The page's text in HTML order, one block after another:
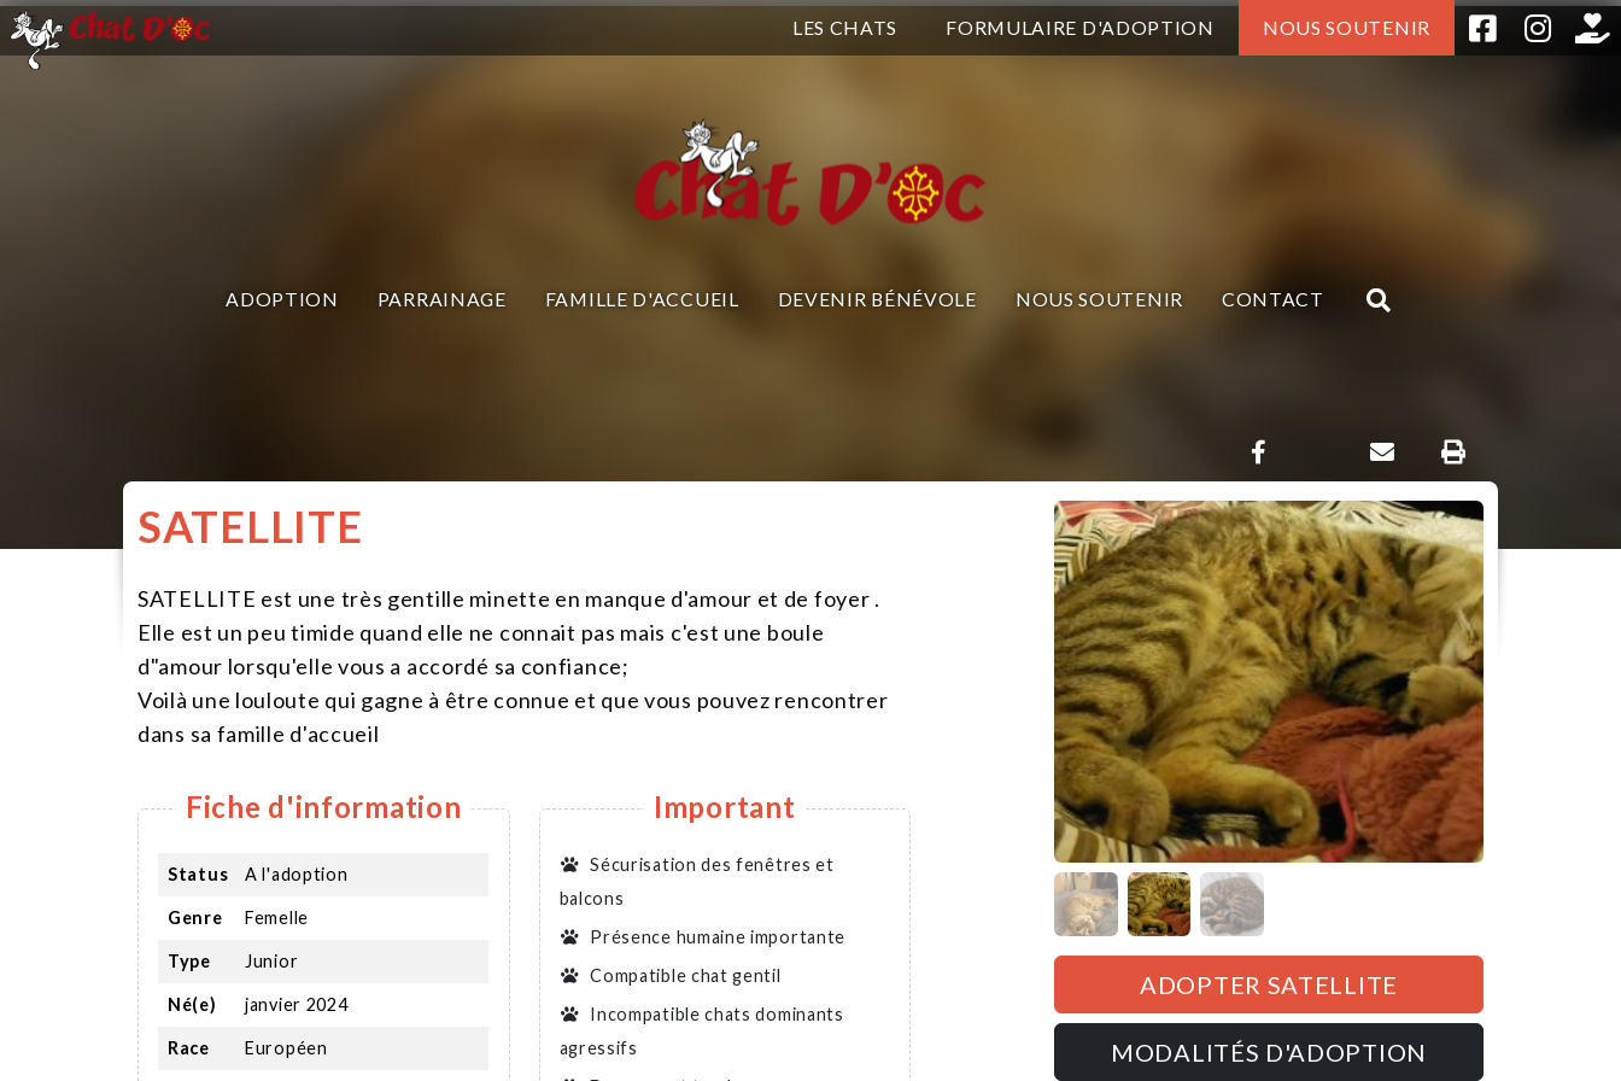
LES CHATS FORMULAIRE D'ADOPTION NOUS SOUTENIR
ADOPTION PARRAINAGE FAMILLE D'ACCUEIL DEVENIR BÉNÉVOLE NOUS SOUTENIR CONTACT
SATELLITE
SATELLITE est une très gentille minette en manque d'amour et de foyer .
Elle est un peu timide quand elle ne connait pas mais c'est une boule
d"amour lorsqu'elle vous a accordé sa confiance;
Voilà une louloute qui gagne à être connue et que vous pouvez rencontrer
dans sa famille d'accueil
Fiche d'information
Status A l'adoption
Genre Femelle
Type Junior
Né(e) janvier 2024
Race Européen
Important
Sécurisation des fenêtres et
balcons
Présence humaine importante
Compatible chat gentil
Incompatible chats dominants
agressifs
ADOPTER SATELLITE
MODALITÉS D'ADOPTION